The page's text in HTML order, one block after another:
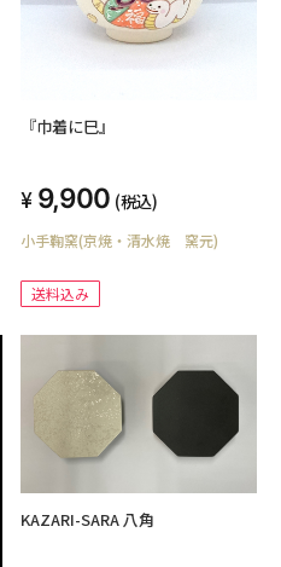
『巾着に巳』
9,900 (税込)
小手鞠窯(京焼・清水焼 窯元)
送料込み
KAZARI-SARA 八角